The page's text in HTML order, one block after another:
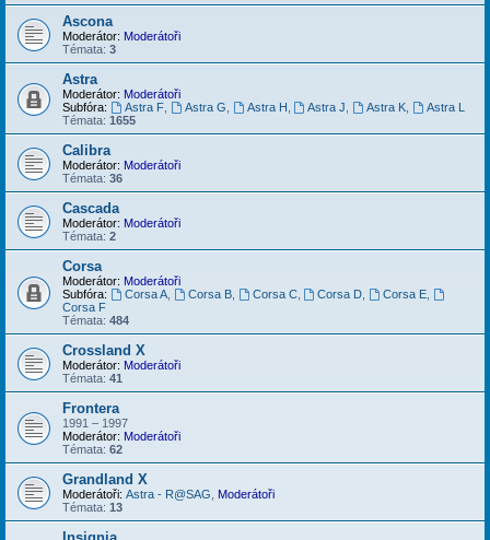
Ascona
Moderátor: Moderátoři
Témata: 3
Astra
Moderátor: Moderátoři
Subfóra:
Astra F, Astra G, Astra H , Astra J, Astra K,
Astra L
Témata: 1655
Calibra
Moderátor: Moderátoři
Témata: 36
Cascada
Moderátor: Moderátoři
Témata: 2
Corsa
Moderátor: Moderátoři
Subfóra:
Corsa A, Corsa B, Corsa C, Corsa D, Corsa E,
Corsa F
Témata: 484
Crossland X
Moderátor: Moderátoři
Témata: 41
Frontera
1991 – 1997
Moderátor: Moderátoři
Témata: 62
Grandland X
Moderátoři: Astra - R@SAG, Moderátoři
Témata: 13